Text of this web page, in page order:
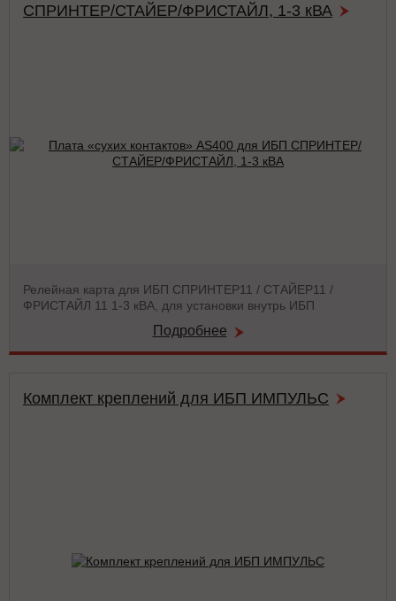
СПРИНТЕР/СТАЙЕР/ФРИСТАЙЛ, 1-3 кВА
Релейная карта для ИБП СПРИНТЕР11 / СТАЙЕР11 /
ФРИСТАЙЛ 11 1-3 кВА, для установки внутрь ИБП
Подробнее
Комплект креплений для ИБП ИМПУЛЬС